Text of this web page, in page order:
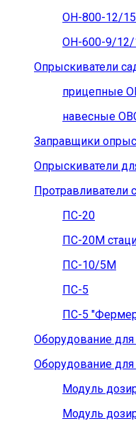
ОН-800-12/
ОН-600-9/12/
Опрыскиватели
прицепные
навесные
Заправщики
Опрыскиватели
Протравливатели
ПС-20
ПС-20М
ПС-10/5М
ПС-5
ПС-5
Оборудование для
Оборудование для
Модуль
Модуль